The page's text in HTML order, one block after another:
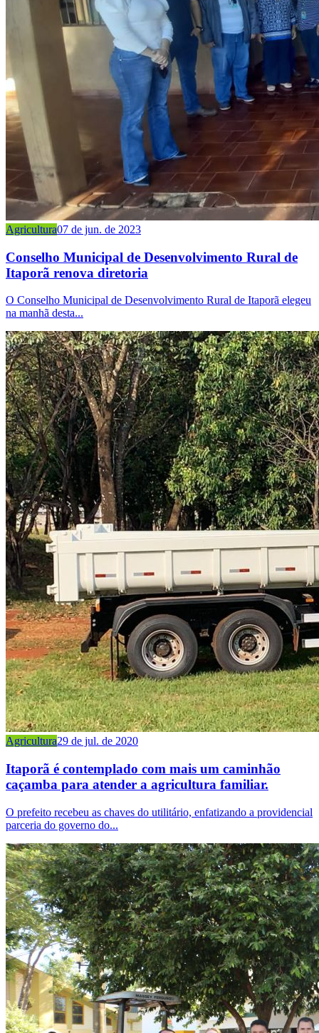
Agricultura07 de jun. de 2023
Conselho Municipal de Desenvolvimento Rural de
Itaporã renova diretoria
O Conselho Municipal de Desenvolvimento Rural de Itaporã elegeu
na manhã desta...
Agricultura29 de jul. de 2020
Itaporã é contemplado com mais um caminhão
caçamba para atender a agricultura familiar.
O prefeito recebeu as chaves do utilitário, enfatizando a providencial
parceria do governo do...